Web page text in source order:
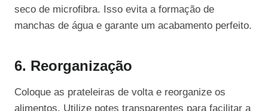
seco de microfibra. Isso evita a formação de
manchas de água e garante um acabamento perfeito.
6. Reorganização
Coloque as prateleiras de volta e reorganize os
alimentos. Utilize potes transparentes para facilitar a